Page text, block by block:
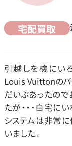
宅配買取
引越しを機にい
Louis Vuittonのバ
だいぶあったので
たが・・・自宅に
システムは非常に
いました。